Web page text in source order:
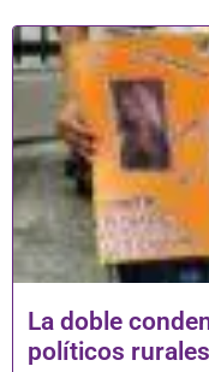
La doble
políticos